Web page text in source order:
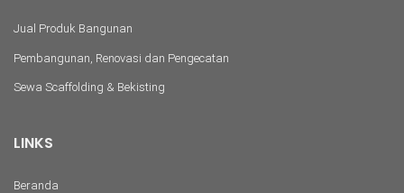
Jual Produk Bangunan
Pembangunan, Renovasi dan Pengecatan
Sewa Scaffolding & Bekisting
LINKS
Beranda